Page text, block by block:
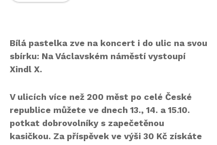
Bílá pastelka zve na koncert i do ulic na svou
sbírku: Na Václavském náměstí vystoupí
Xindl X.
V ulicích více než 200 měst po celé České
republice můžete ve dnech 13., 14. a 15.10.
potkat dobrovolníky s zapečetěnou
kasičkou. Za příspěvek ve výši 30 Kč získáte